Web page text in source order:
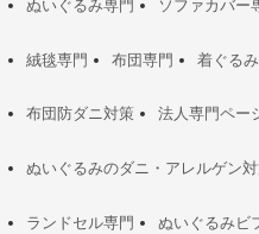
ぬいぐるみ専門 ソファカバー
絨毯専門 布団専門 着ぐる
布団防ダニ対策 法人専門ペー
ぬいぐるみのダニ・アレルゲン
ランドセル専門 ぬいぐるみビ